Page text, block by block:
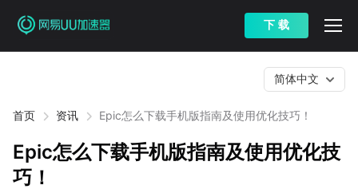
下 载
首页 资讯 Epic怎么下载手机版指南及使用优化技巧！
简体中文
Epic怎么下载手机版指南及使用优化技
巧！